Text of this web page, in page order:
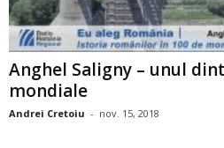
Anghel Saligny – unul
mondiale
Andrei Cretoiu - nov. 15, 2018